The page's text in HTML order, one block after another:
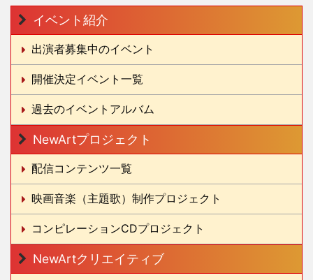
イベント紹介
出演者募集中のイベント
開催決定イベント一覧
過去のイベントアルバム
NewArtプロジェクト
配信コンテンツ一覧
映画音楽（主題歌）制作プロジェクト
コンピレーションCDプロジェクト
NewArtクリエイティブ